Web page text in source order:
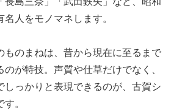
人をモノマネします。
ものまねは、昔から現在に至るまで
が特技。声質や仕草だけでなく、
しっかりと表現できるのが、古賀シ
。